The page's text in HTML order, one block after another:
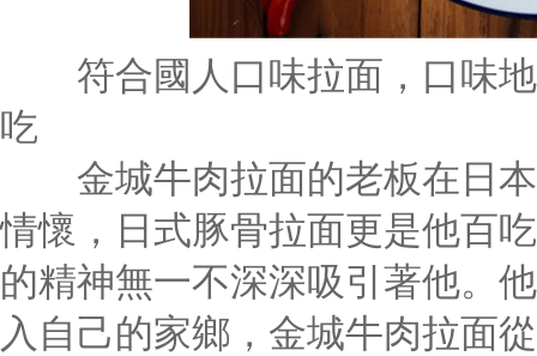
符合國人口味拉面，口味地
吃
金城牛肉拉面的老板在日本
情懷，日式豚骨拉面更是他百
的精神無一不深深吸引著他。
入自己的家鄉，金城牛肉拉面